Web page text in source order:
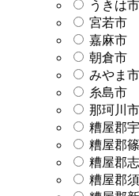
うきは市
宮若市
嘉麻市
朝倉市
みやま市
糸島市
那珂川市
糟屋郡
糟屋郡
糟屋郡
糟屋郡